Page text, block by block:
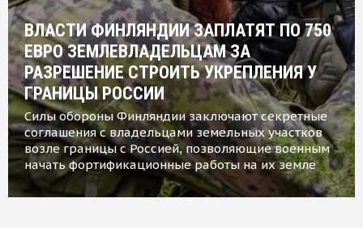
ВЛАСТИ ФИНЛЯНДИИ ЗАПЛАТЯТ ПО 750
ЕВРО ЗЕМЛЕВЛАДЕЛЬЦАМ ЗА
РАЗРЕШЕНИЕ СТРОИТЬ УКРЕПЛЕНИЯ У
ГРАНИЦЫ РОССИИ
Силы обороны Финляндии заключают секретные
соглашения с владельцами земельных участков
возле границы с Россией, позволяющие военным
начать фортификационные работы на их земле